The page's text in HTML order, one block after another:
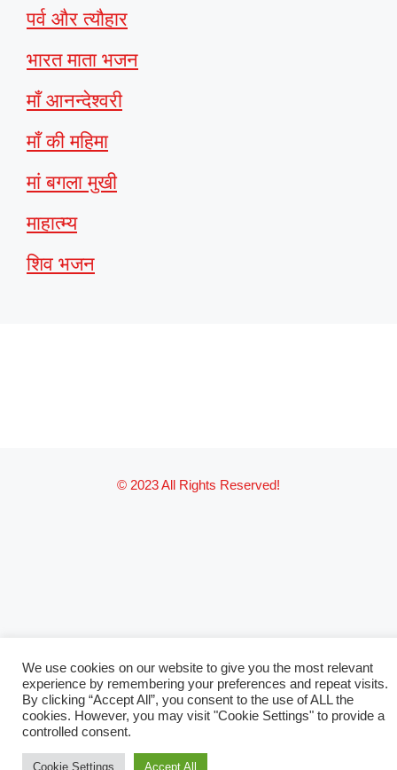
पर्व और त्यौहार
भारत माता भजन
माँ आनन्देश्वरी
माँ की महिमा
मां बगला मुखी
माहात्म्य
शिव भजन
© 2023 All Rights Reserved!
We use cookies on our website to give you the most relevant
experience by remembering your preferences and repeat visits.
By clicking “Accept All”, you consent to the use of ALL the
cookies. However, you may visit "Cookie Settings" to provide a
controlled consent.
Cookie Settings Accept All